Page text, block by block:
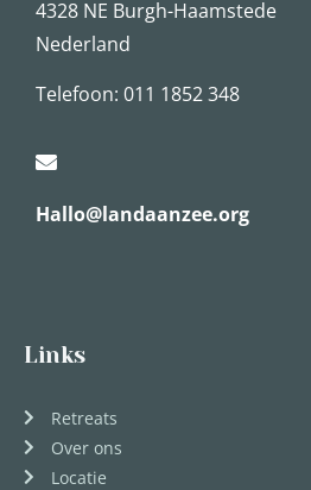
4328 NE Burgh-Haamstede
Nederland
Telefoon: 011 1852 348
Hallo@landaanzee.org
Links
Retreats
Over ons
Locatie